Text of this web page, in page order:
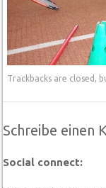
Trackbacks are closed,
Schreibe einen
Social connect: